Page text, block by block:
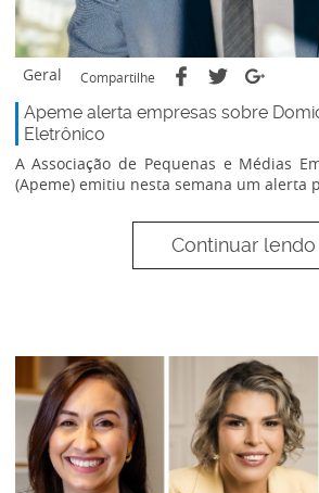
Geral Compartilhe
Apeme alerta empresas sobre
Eletrônico
A Associação de Pequenas e Médias
(Apeme) emitiu nesta semana um alerta
Continuar lendo